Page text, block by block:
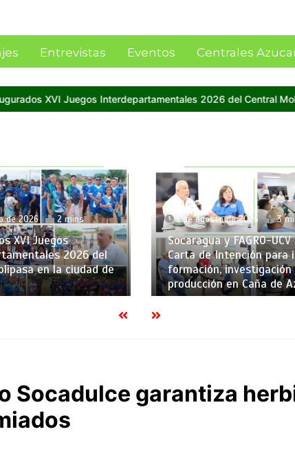
Entrevistas Eventos Centrales
2026 del Central Molipasa en la ciudad de Guanare
de 2026 2 mins
XVI Juegos
2026 del
en la ciudad de
3 de agosto de 2026 3
Socaragua y FAGRO-
Carta de Intención para
formación, investigación
producción en Caña de
Socadulce garantiza